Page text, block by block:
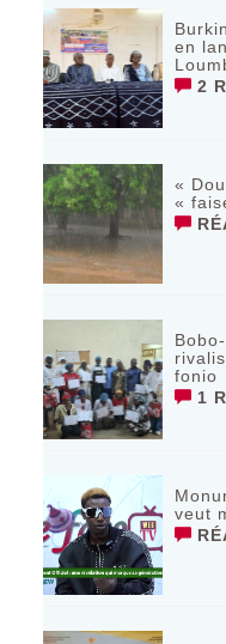
en
2
«
«
fonio
1
veut